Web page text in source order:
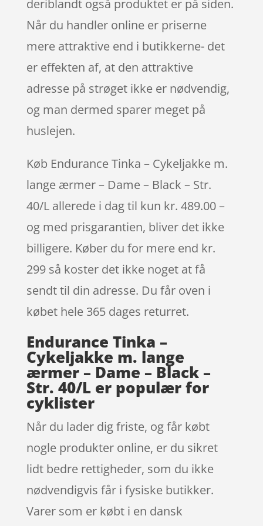
deriblandt også produktet er på siden.
Når du handler online er priserne
mere attraktive end i butikkerne- det
er effekten af, at den attraktive
adresse på strøget ikke er nødvendig,
og man dermed sparer meget på
huslejen.
Køb Endurance Tinka – Cykeljakke m.
lange ærmer – Dame – Black – Str.
40/L allerede i dag til kun kr. 489.00 –
og med prisgarantien, bliver det ikke
billigere. Køber du for mere end kr.
299 så koster det ikke noget at få
sendt til din adresse. Du får oven i
købet hele 365 dages returret.
Endurance Tinka –
Cykeljakke m. lange
ærmer – Dame – Black –
Str. 40/L er populær for
cyklister
Når du lader dig friste, og får købt
nogle produkter online, er du sikret
lidt bedre rettigheder, som du ikke
nødvendigvis får i fysiske butikker.
Varer som er købt i en dansk